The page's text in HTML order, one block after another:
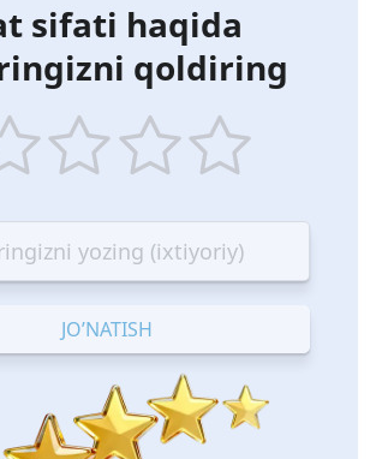
sifati haqida
qoldiring
stars
—
OK
stars
—
Good
stars
—
Excellent